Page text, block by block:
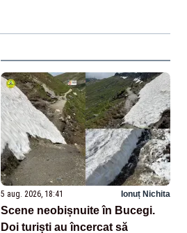
5 aug. 2026, 18:41 Ionuț Nichita
Scene neobișnuite în Bucegi.
Doi turiști au încercat să